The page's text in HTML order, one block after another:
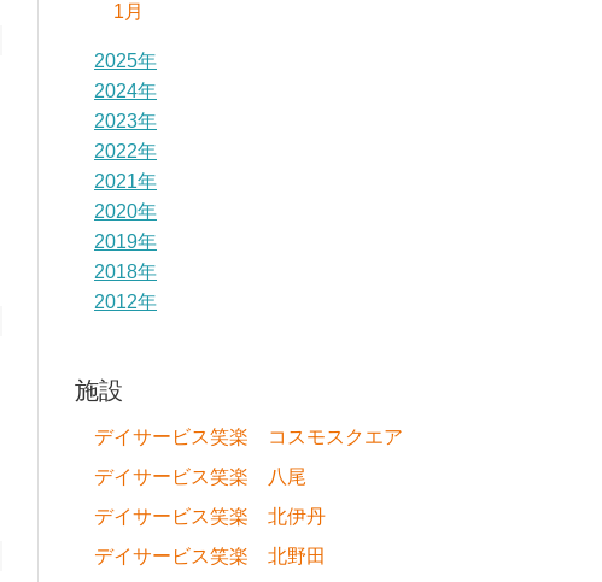
1月
2025年
2024年
2023年
2022年
2021年
2020年
2019年
2018年
2012年
施設
デイサービス笑楽 コスモスクエア
デイサービス笑楽 八尾
デイサービス笑楽 北伊丹
デイサービス笑楽 北野田